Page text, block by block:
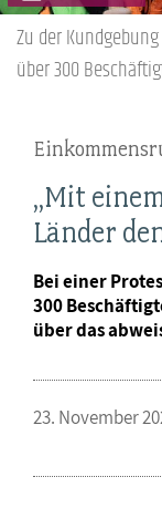
Zu der
über 300
„Mit
Länder
Bei einer
300
über das
23. November